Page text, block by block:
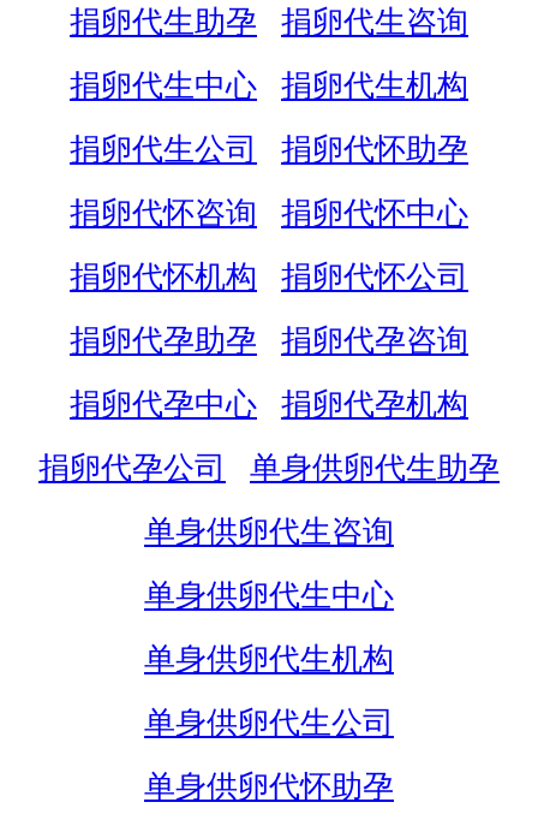
捐卵代生助孕
捐卵代生咨询
捐卵代生中心
捐卵代生机构
捐卵代生公司
捐卵代怀助孕
捐卵代怀咨询
捐卵代怀中心
捐卵代怀机构
捐卵代怀公司
捐卵代孕助孕
捐卵代孕咨询
捐卵代孕中心
捐卵代孕机构
捐卵代孕公司
单身供卵代生助孕
单身供卵代生咨询
单身供卵代生中心
单身供卵代生机构
单身供卵代生公司
单身供卵代怀助孕